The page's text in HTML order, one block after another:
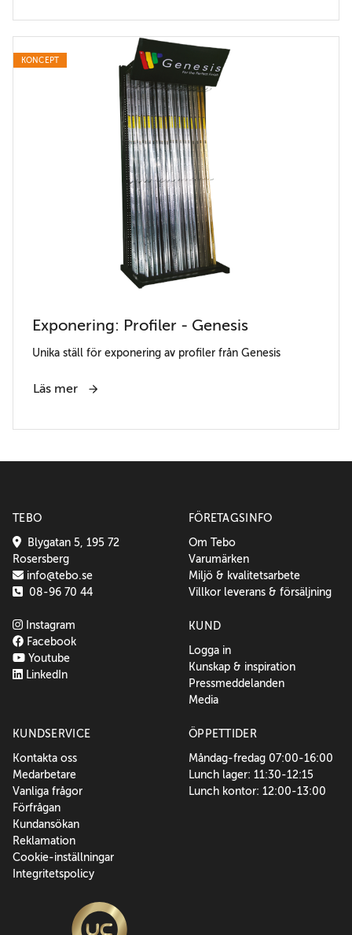
KONCEPT
Exponering: Profiler - Genesis
Unika ställ för exponering av profiler från Genesis
Läs mer
TEBO
Blygatan 5, 195 72
Rosersberg
info@tebo.se
08-96 70 44
Instagram
Facebook
Youtube
LinkedIn
FÖRETAGSINFO
Om Tebo
Varumärken
Miljö & kvalitetsarbete
Villkor leverans & försäljning
KUND
Logga in
Kunskap & inspiration
Pressmeddelanden
Media
KUNDSERVICE
Kontakta oss
Medarbetare
Vanliga frågor
Förfrågan
Kundansökan
Reklamation
Cookie-inställningar
Integritetspolicy
ÖPPETTIDER
Måndag-fredag 07:00-16:00
Lunch lager: 11:30-12:15
Lunch kontor: 12:00-13:00